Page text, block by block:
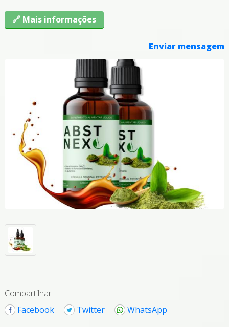
🔗 Mais informações
Enviar mensagem
Compartilhar
Facebook
Twitter WhatsApp